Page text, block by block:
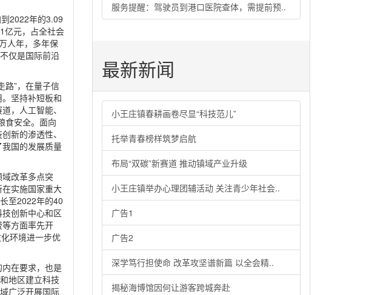
2022年的3.09
亿元，占全社会
人年，多年保
仅是国际前沿
”，在量子信
坚持补短板和
，人工智能、
食安全。面向
新的渗透性、
国的发展质量
改革多点突
实施国家重大
至2022年的40
创新中心和区
方面率先开
环境进一步优
在要求，也是
地区建立科技
广泛开展国际
服务提醒：驾驶员到港口医院查体，需提前预..
最新新闻
小王庄镇春耕画卷尽显“科技范儿”
托举青春榜样筑梦启航
布局“双碳”新赛道 推动镇域产业升级
小王庄镇举办心理团辅活动 关注青少年社会..
广告1
广告2
深学笃行担使命 改革攻坚谱新篇 以全会精..
揭秘海博馆因何让游客跨城奔赴